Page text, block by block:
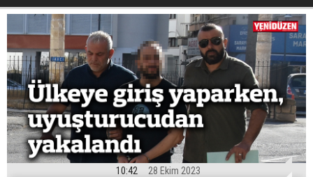
10:42 28 Ekim 2023